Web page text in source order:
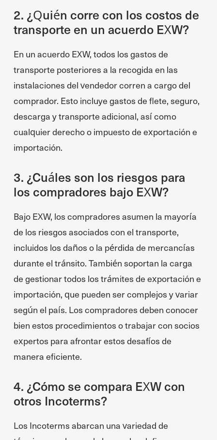
2. ¿Quién corre con los costos de
transporte en un acuerdo EXW?
En un acuerdo EXW, todos los gastos de
transporte posteriores a la recogida en las
instalaciones del vendedor corren a cargo del
comprador. Esto incluye gastos de flete, seguro,
descarga y transporte adicional, así como
cualquier derecho o impuesto de exportación e
importación.
3. ¿Cuáles son los riesgos para
los compradores bajo EXW?
Bajo EXW, los compradores asumen la mayoría
de los riesgos asociados con el transporte,
incluidos los daños o la pérdida de mercancías
durante el tránsito. También soportan la carga
de gestionar todos los trámites de exportación e
importación, que pueden ser complejos y variar
según el país. Los compradores deben conocer
bien estos procedimientos o trabajar con socios
expertos para afrontar estos desafíos de
manera eficiente.
4. ¿Cómo se compara EXW con
otros Incoterms?
Los Incoterms abarcan una variedad de